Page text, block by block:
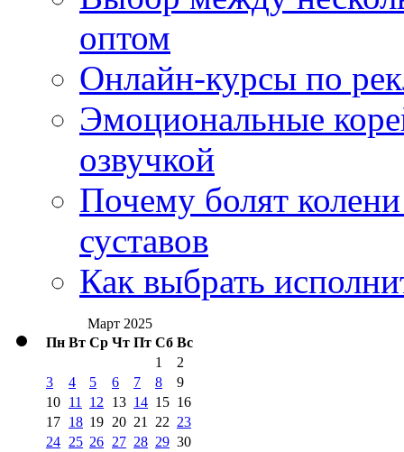
оптом
Онлайн-курсы по
Эмоциональные
озвучкой
Почему болят
суставов
Как выбрать
Март 2025
Пн Вт Ср Чт Пт Сб Вс
1
2
3
4 5 6 7 8
9
10 11 12 13 14 15 16
17 18 19 20 21 22 23
24 25 26 27 28 29 30